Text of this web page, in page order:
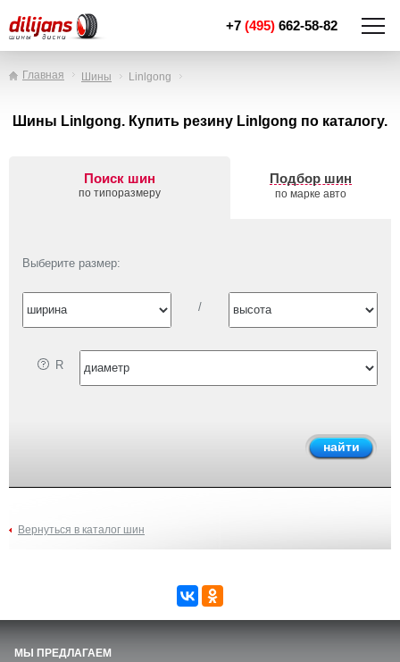
+7 (495) 662-58-82
Главная Шины Linlgong
Шины Linlgong. Купить резину Linlgong по каталогу.
Поиск шин
по типоразмеру
Подбор шин
по марке авто
Выберите размер:
/
R
Вернуться в каталог шин
МЫ ПРЕДЛАГАЕМ